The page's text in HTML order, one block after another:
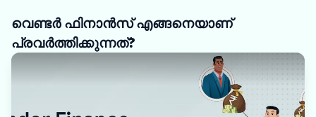
വെണ്ടർ ഫിനാൻസ് എങ്ങനെയാണ്
പ്രവർത്തിക്കുന്നത്?